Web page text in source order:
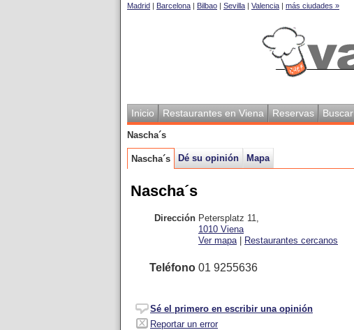
Madrid | Barcelona | Bilbao | Sevilla | Valencia | más ciudades »
Inicio Restaurantes en Viena Reservas Buscar
Nascha´s
Nascha´s Dé su opinión Mapa
Nascha´s
Dirección Petersplatz 11,
1010 Viena
Ver mapa| Restaurantes cercanos
Teléfono 01 9255636
Sé el primero en escribir una opinión
Reportar un error